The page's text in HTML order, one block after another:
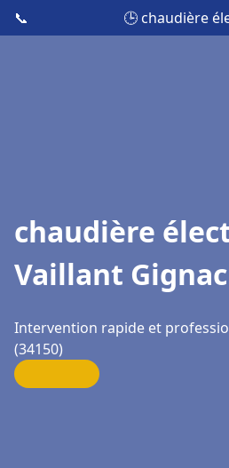
📞 🕒 chaudière
chaudière
Vaillant Gignac
Intervention rapide et
(34150)